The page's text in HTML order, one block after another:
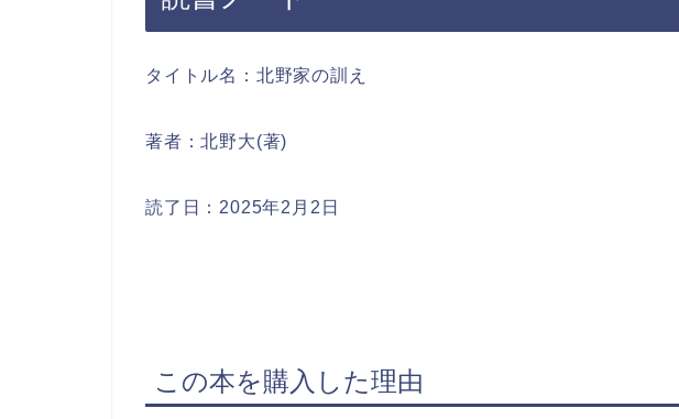
タイトル名：北野家の訓え
著者：北野大(著)
読了日：2025年2月2日
この本を購入した理由